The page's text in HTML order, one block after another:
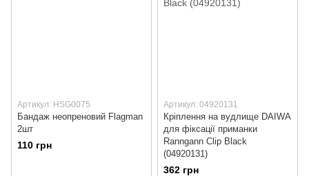
Артикул: HSG0075
Бандаж неопреновий Flagman
2шт
110 грн
Артикул: 04920131
Кріплення на вудлище DAIWA
для фіксації приманки
Ranngann Clip Black
(04920131)
362 грн